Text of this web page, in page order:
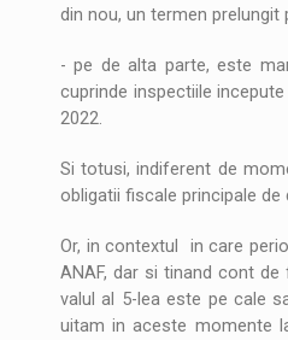
din nou, un termen
- pe de alta parte, este
cuprinde inspectiile
2022.
Si totusi, indiferent de
obligatii fiscale principale de
Or, in contextul in care
ANAF, dar si tinand cont
valul al 5-lea este pe cale
uitam in aceste momente